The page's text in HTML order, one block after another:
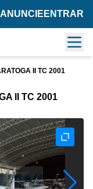
ANUNCIE ENTRAR
II TC 2001
II TC 2001